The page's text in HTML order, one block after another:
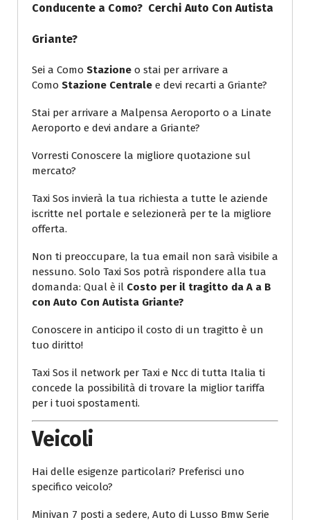
Conducente a Como? Cerchi Auto Con Autista
Griante?
Sei a Como Stazione o stai per arrivare a
Como Stazione Centrale e devi recarti a Griante?
Stai per arrivare a Malpensa Aeroporto o a Linate
Aeroporto e devi andare a Griante?
Vorresti Conoscere la migliore quotazione sul
mercato?
Taxi Sos invierà la tua richiesta a tutte le aziende
iscritte nel portale e selezionerà per te la migliore
offerta.
Non ti preoccupare, la tua email non sarà visibile a
nessuno. Solo Taxi Sos potrà rispondere alla tua
domanda: Qual è il Costo per il tragitto da A a B
con Auto Con Autista Griante?
Conoscere in anticipo il costo di un tragitto è un
tuo diritto!
Taxi Sos il network per Taxi e Ncc di tutta Italia ti
concede la possibilità di trovare la miglior tariffa
per i tuoi spostamenti.
Veicoli
Hai delle esigenze particolari? Preferisci uno
specifico veicolo?
Minivan 7 posti a sedere, Auto di Lusso Bmw Serie